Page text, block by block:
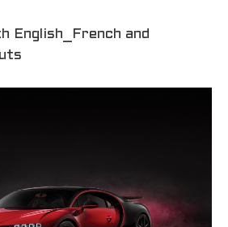
English_French and